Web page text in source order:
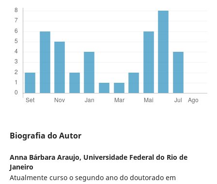
Biografia do Autor
Anna Bárbara Araujo, Universidade Federal do Rio de
Janeiro
Atualmente curso o segundo ano do doutorado em